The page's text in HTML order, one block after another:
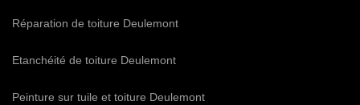
Réparation de toiture Deulemont
Etanchéité de toiture Deulemont
Peinture sur tuile et toiture Deulemont